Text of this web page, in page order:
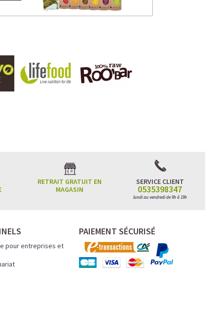
RETRAIT GRATUIT EN
MAGASIN
SERVICE CLIENT
0535398347
lundi au vendredi de 9h à 19h
pour entreprises et
PAIEMENT SÉCURISÉ